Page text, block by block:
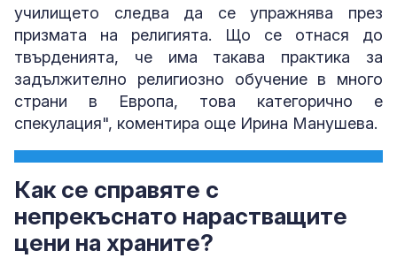
училището следва да се упражнява през
призмата на религията. Що се отнася до
твърденията, че има такава практика за
задължително религиозно обучение в много
страни в Европа, това категорично е
спекулация", коментира още Ирина Манушева.
Как се справяте с
непрекъснато нарастващите
цени на храните?